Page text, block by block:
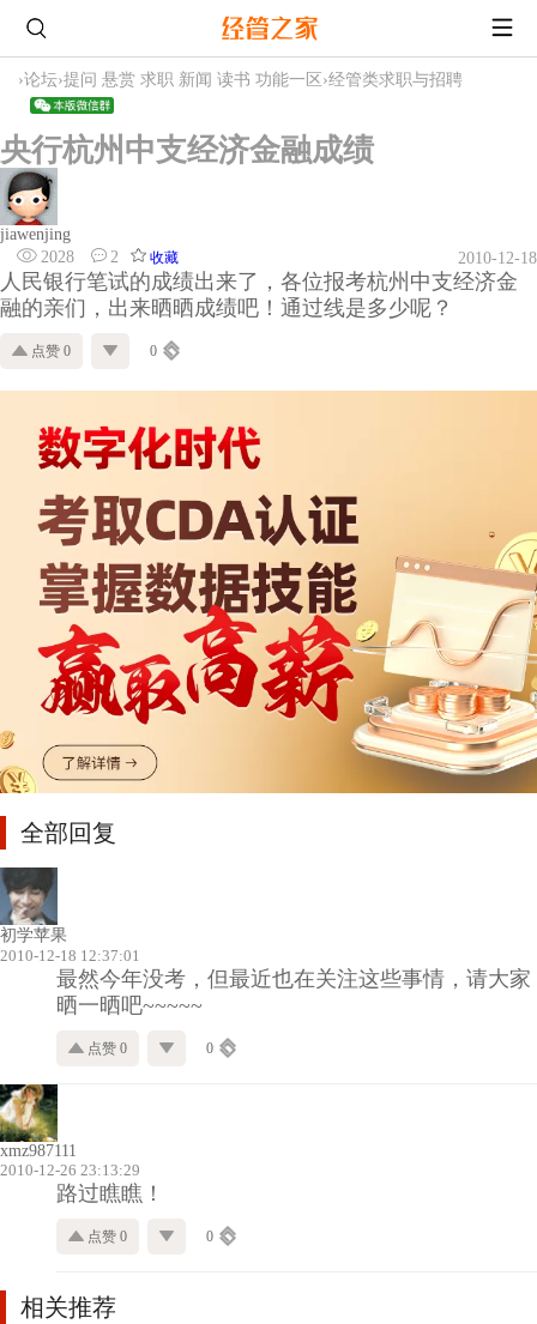
›论坛›提问 悬赏 求职 新闻 读书 功能一区 ›经管类求职与招聘
央行杭州中支经济金融成绩
jiawenjing
2028
2 收藏 2010-12-18
人民银行笔试的成绩出来了，各位报考杭州中支经济金
融的亲们，出来晒晒成绩吧！通过线是多少呢？
点赞 0 0
全部回复
初学苹果
2010-12-18 12:37:01
最然今年没考，但最近也在关注这些事情，请大家
晒一晒吧~~~~~
点赞 0 0
xmz987111
2010-12-26 23:13:29
路过瞧瞧！
点赞 0 0
相关推荐